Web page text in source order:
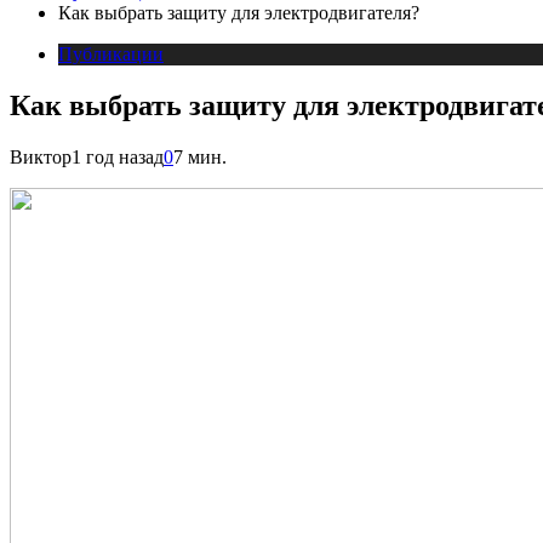
Как выбрать защиту для электродвигателя?
Публикации
Как выбрать защиту для
Виктор1 год назад07 мин.